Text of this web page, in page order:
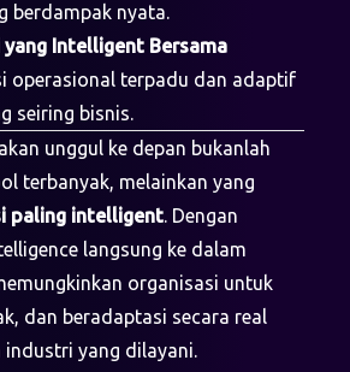
berdampak nyata.
yang Intelligent Bersama
operasional terpadu dan adaptif
seiring bisnis.
unggul ke depan bukanlah
terbanyak, melainkan yang
paling intelligent. Dengan
langsung ke dalam
organisasi untuk
dan beradaptasi secara real
yang dilayani.